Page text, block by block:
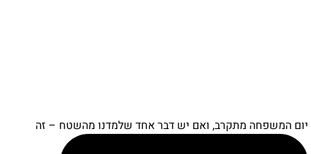
המשפחה מתקרב, ואם יש דבר אחד שלמדנו מהשטח – זה